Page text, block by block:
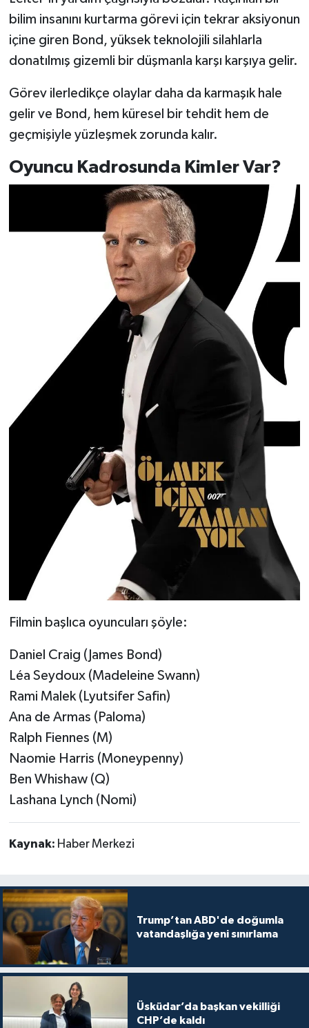
bilim insanını kurtarma görevi için tekrar aksiyonun
içine giren Bond, yüksek teknolojili silahlarla
donatılmış gizemli bir düşmanla karşı karşıya gelir.
Görev ilerledikçe olaylar daha da karmaşık hale
gelir ve Bond, hem küresel bir tehdit hem de
geçmişiyle yüzleşmek zorunda kalır.
Oyuncu Kadrosunda Kimler Var?
Filmin başlıca oyuncuları şöyle:
Daniel Craig (James Bond)
Léa Seydoux (Madeleine Swann)
Rami Malek (Lyutsifer Safin)
Ana de Armas (Paloma)
Ralph Fiennes (M)
Naomie Harris (Moneypenny)
Ben Whishaw (Q)
Lashana Lynch (Nomi)
Kaynak: Haber Merkezi
Trump’tan ABD'de doğumla
vatandaşlığa yeni sınırlama
Üsküdar’da başkan vekilliği
CHP’de kaldı